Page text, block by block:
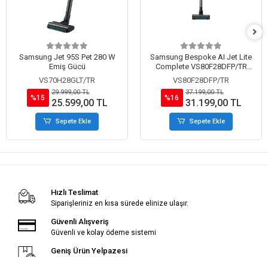
Samsung Jet 95S Pet 280 W
Emiş Gücü
VS70H28GLT/TR
%15
29.999,00 TL
25.599,00 TL
Sepete Ekle
Samsung Bespoke AI Jet Lite
Complete VS80F28DFP/TR
Islak Kuru Şarjlı Dikey Süpürge
VS80F28DFP/TR
%16
37.199,00 TL
31.199,00 TL
Sepete Ekle
Hızlı Teslimat
Siparişleriniz en kısa sürede elinize ulaşır.
Güvenli Alışveriş
Güvenli ve kolay ödeme sistemi
Geniş Ürün Yelpazesi